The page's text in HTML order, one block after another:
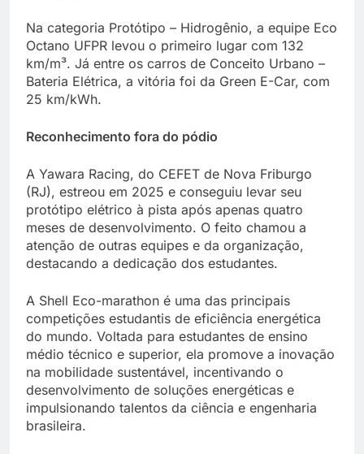
Na categoria Protótipo – Hidrogênio, a equipe Eco
Octano UFPR levou o primeiro lugar com 132
km/m³. Já entre os carros de Conceito Urbano –
Bateria Elétrica, a vitória foi da Green E-Car, com
25 km/kWh.
Reconhecimento fora do pódio
A Yawara Racing, do CEFET de Nova Friburgo
(RJ), estreou em 2025 e conseguiu levar seu
protótipo elétrico à pista após apenas quatro
meses de desenvolvimento. O feito chamou a
atenção de outras equipes e da organização,
destacando a dedicação dos estudantes.
A Shell Eco-marathon é uma das principais
competições estudantis de eficiência energética
do mundo. Voltada para estudantes de ensino
médio técnico e superior, ela promove a inovação
na mobilidade sustentável, incentivando o
desenvolvimento de soluções energéticas e
impulsionando talentos da ciência e engenharia
brasileira.